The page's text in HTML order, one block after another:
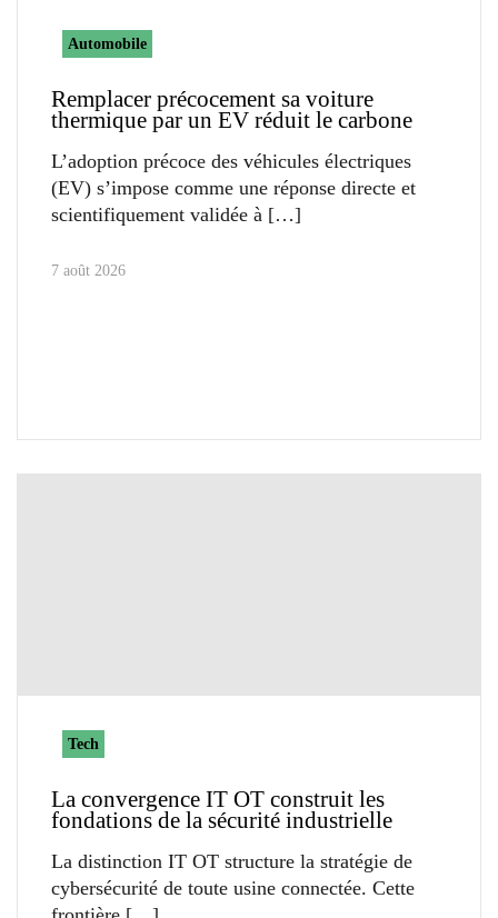
Automobile
Remplacer précocement sa voiture
thermique par un EV réduit le carbone
L’adoption précoce des véhicules électriques
(EV) s’impose comme une réponse directe et
scientifiquement validée à
7 août 2026
Tech
La convergence IT OT construit les
fondations de la sécurité industrielle
La distinction IT OT structure la stratégie de
cybersécurité de toute usine connectée. Cette